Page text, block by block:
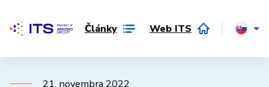
Články Web ITS
21. novembra 2022